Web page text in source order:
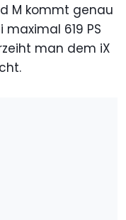
M kommt genau
619 PS
man dem iX